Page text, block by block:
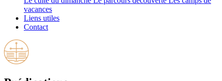
vacances
Liens utiles
Contact